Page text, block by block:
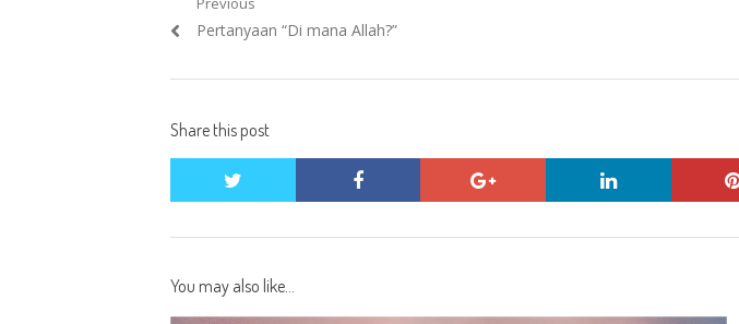
Post
navigation
Previous
Pertanyaan “Di mana Allah?”
Share this post
twitter facebook google+ linkedin
You may also like...